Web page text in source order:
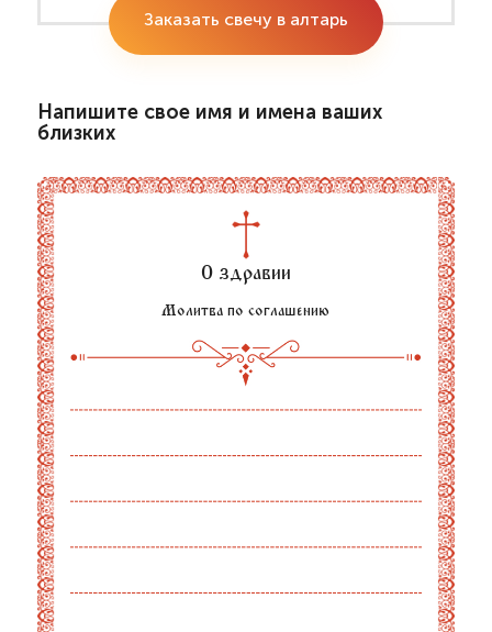
Заказать свечу в алтарь
Напишите свое имя и имена ваших
близких
О здравии
Молитва по соглашению